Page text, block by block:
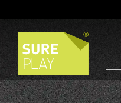
springen